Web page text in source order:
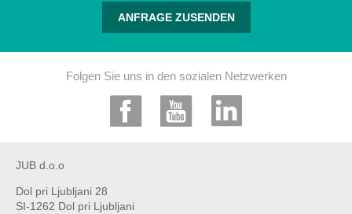
ANFRAGE ZUSENDEN
Folgen Sie uns in den sozialen Netzwerken
JUB d.o.o
Dol pri Ljubljani 28
SI-1262 Dol pri Ljubljani